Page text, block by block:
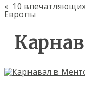
« 10
Европы​